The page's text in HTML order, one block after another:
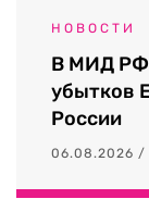
НОВОСТИ
В МИД РФ
убытков
России
06.08.2026 /